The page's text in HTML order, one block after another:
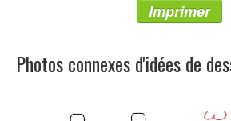
Imprimer
Photos connexes d'idées de